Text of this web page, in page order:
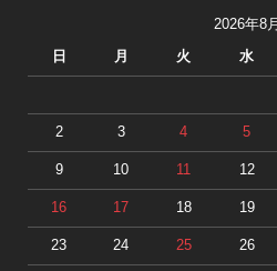
2026年8月
日 月 火 水
2 3 4 5
9 10 11 12
16 17 18 19
23 24 25 26